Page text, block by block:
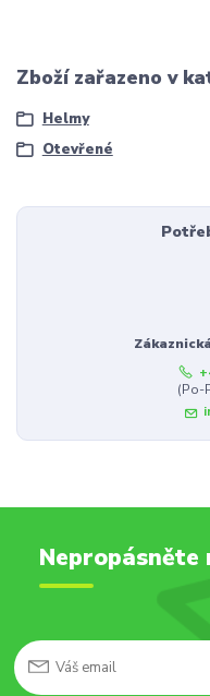
Zboží zařazeno v
Helmy
Otevřené
(Po-
Nepropásněte